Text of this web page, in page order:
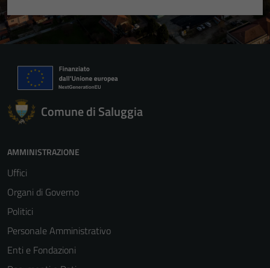
Comune di Saluggia
AMMINISTRAZIONE
Uffici
Organi di Governo
Politici
Personale Amministrativo
Enti e Fondazioni